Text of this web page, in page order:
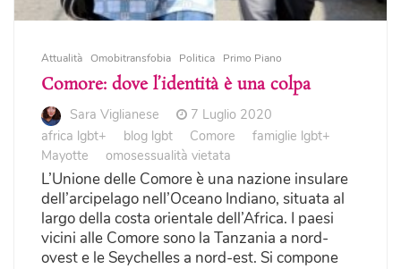
Attualità Omobitransfobia Politica Primo Piano
Comore: dove l’identità è una colpa
Sara Viglianese
7 Luglio 2020
africa lgbt+
blog lgbt Comore
famiglie lgbt+
Mayotte
omosessualità vietata
L’Unione delle Comore è una nazione insulare
dell’arcipelago nell’Oceano Indiano, situata al
largo della costa orientale dell’Africa. I paesi
vicini alle Comore sono la Tanzania a nord-
ovest e le Seychelles a nord-est. Si compone